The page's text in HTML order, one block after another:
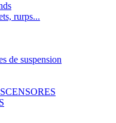
rurps...
de suspension